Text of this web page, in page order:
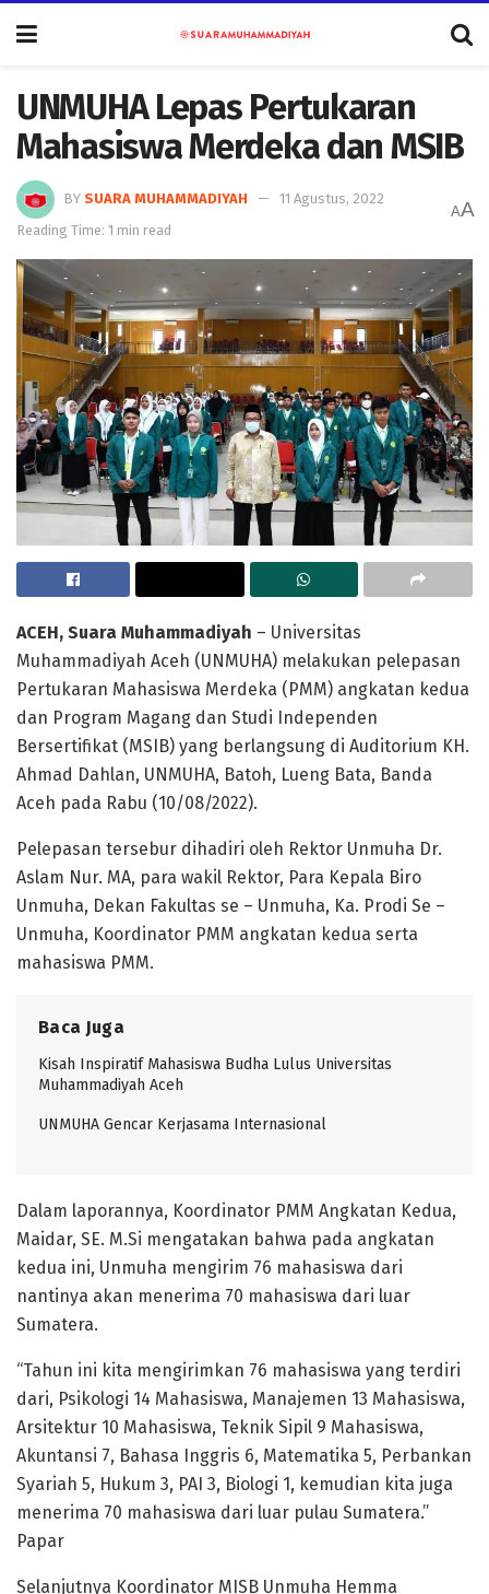
UNMUHA Lepas Pertukaran
Mahasiswa Merdeka dan MSIB
BY SUARA MUHAMMADIYAH
11 Agustus, 2022
Reading Time: 1 min read
AA
ACEH, Suara Muhammadiyah – Universitas
Muhammadiyah Aceh (UNMUHA) melakukan pelepasan
Pertukaran Mahasiswa Merdeka (PMM) angkatan kedua
dan Program Magang dan Studi Independen
Bersertifikat (MSIB) yang berlangsung di Auditorium KH.
Ahmad Dahlan, UNMUHA, Batoh, Lueng Bata, Banda
Aceh pada Rabu (10/08/2022).
Pelepasan tersebur dihadiri oleh Rektor Unmuha Dr.
Aslam Nur. MA, para wakil Rektor, Para Kepala Biro
Unmuha, Dekan Fakultas se – Unmuha, Ka. Prodi Se –
Unmuha, Koordinator PMM angkatan kedua serta
mahasiswa PMM.
Baca Juga
Kisah Inspiratif Mahasiswa Budha Lulus Universitas
Muhammadiyah Aceh
UNMUHA Gencar Kerjasama Internasional
Dalam laporannya, Koordinator PMM Angkatan Kedua,
Maidar, SE. M.Si mengatakan bahwa pada angkatan
kedua ini, Unmuha mengirim 76 mahasiswa dari
nantinya akan menerima 70 mahasiswa dari luar
Sumatera.
“Tahun ini kita mengirimkan 76 mahasiswa yang terdiri
dari, Psikologi 14 Mahasiswa, Manajemen 13 Mahasiswa,
Arsitektur 10 Mahasiswa, Teknik Sipil 9 Mahasiswa,
Akuntansi 7, Bahasa Inggris 6, Matematika 5, Perbankan
Syariah 5, Hukum 3, PAI 3, Biologi 1, kemudian kita juga
menerima 70 mahasiswa dari luar pulau Sumatera.”
Papar
Selanjutnya Koordinator MISB Unmuha Hemma